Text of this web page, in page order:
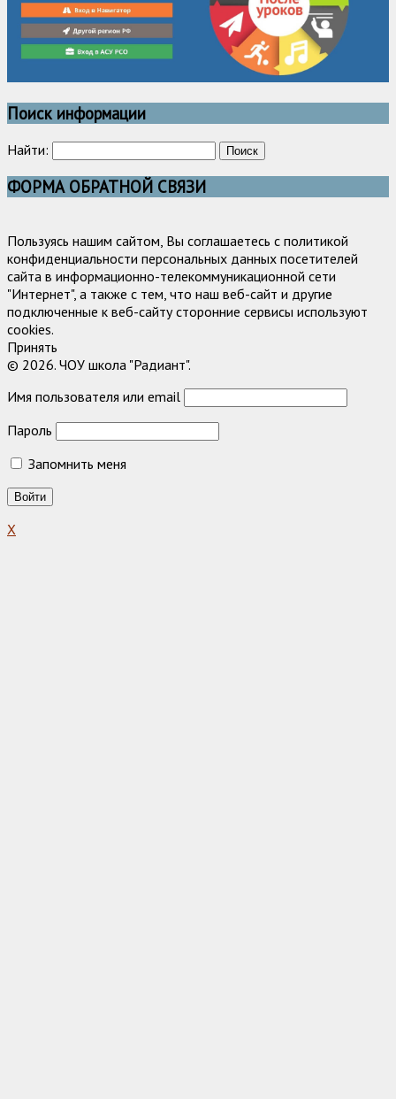
Поиск информации
Найти:
ФОРМА ОБРАТНОЙ СВЯЗИ
Пользуясь нашим сайтом, Вы соглашаетесь с политикой
конфиденциальности персональных данных посетителей
сайта в информационно-телекоммуникационной сети
"Интернет", а также с тем, что наш веб-сайт и другие
подключенные к веб-сайту сторонние сервисы используют
cookies.
Принять
© 2026. ЧОУ школа "Радиант".
Имя пользователя или email
Пароль
Запомнить меня
X